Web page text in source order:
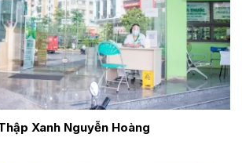
Xanh Nguyễn Hoàng